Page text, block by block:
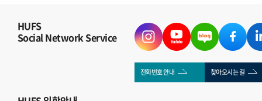
HUFS
Social Network Service
전화번호 안내 찾아오시는 길